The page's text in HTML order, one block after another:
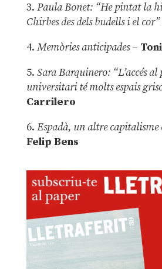
3. Paula Bonet: “He pintat la
Chirbes des dels budells i el
4. Memòries anticipades–
5. Sara Barquinero: “L’accés al
universitari té molts espais
Carrilero
6. Espadà, un altre capitalisme
Felip Bens